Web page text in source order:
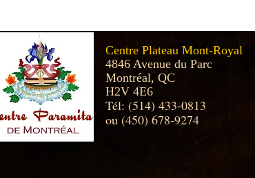
Centre Plateau Mont-Royal
4846 Avenue du Parc
Montréal, QC
H2V 4E6
Tél: (514) 433-0813
ou (450) 678-9274